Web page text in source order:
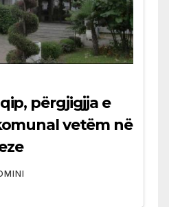
përgjigjja e
vetëm në